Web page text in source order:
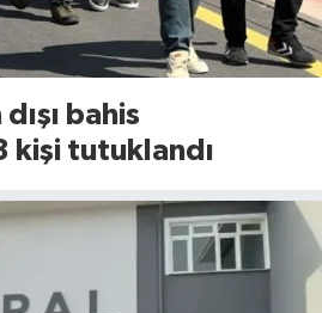
bahis
kişi tutuklandı